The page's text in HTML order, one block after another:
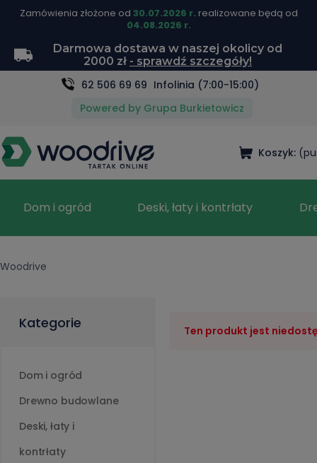
Zamówienia złożone od 30.07.2026 r. realizowane będą od
04.08.2026 r.
Darmowa dostawa w naszej okolicy od
2000 zł - sprawdź szczegóły!
62 506 69 69 Infolinia (7:00-15:00)
Powered by Grupa Burkietowicz
Koszyk:
Dom i ogród Deski, łaty i kontrłaty
Woodrive
Kategorie
Dom i ogród
Drewno budowlane
Deski, łaty i
kontrłaty
Ten produkt jest